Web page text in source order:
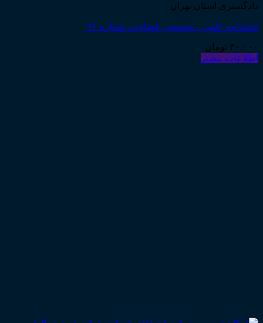
دادگستری استان تهران
فصلنامه علمی ـ تخصصی قضاوت، شماره ۹۶
۳۰,۰۰۰ تومان
اطلاعات بیشتر